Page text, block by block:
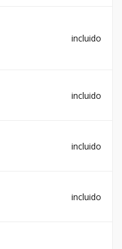
incluido
incluido
incluido
incluido